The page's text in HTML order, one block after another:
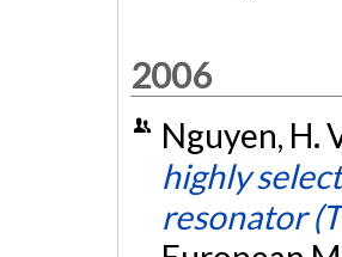
2006
Nguyen, H.
highly
resonator